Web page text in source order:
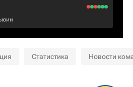
Статистика Новости